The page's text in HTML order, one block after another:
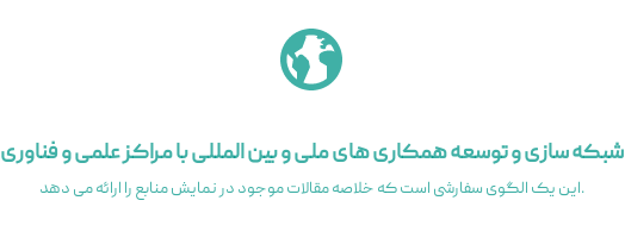
شبکه سازی و توسعه همکاری های ملی و بین المللی با مراکز علمی و فناوری
این یک الگوی سفارشی است که خلاصه مقالات موجود در نمایش منابع را ارائه می دهد.